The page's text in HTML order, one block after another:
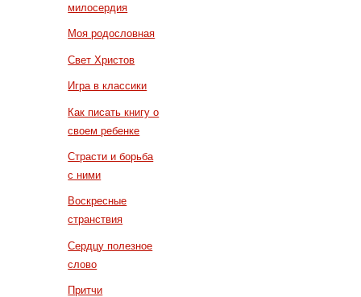
милосердия
Моя родословная
Свет Христов
Игра в классики
Как писать книгу о
своем ребенке
Страсти и борьба
с ними
Воскресные
странствия
Сердцу полезное
слово
Притчи